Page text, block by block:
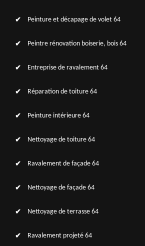
Peinture et décapage de volet 64
Peintre rénovation boiserie, bois 64
Entreprise de ravalement 64
Réparation de toiture 64
Peinture intérieure 64
Nettoyage de toiture 64
Ravalement de façade 64
Nettoyage de façade 64
Nettoyage de terrasse 64
Ravalement projeté 64